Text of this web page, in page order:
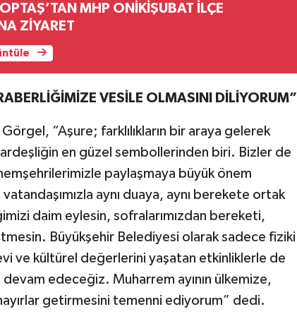
MHP ONİKİŞUBAT İLÇE
ZİYARET
VESİLE OLMASINI DİLİYORUM”
“Aşure; farklılıkların bir araya gelerek
en güzel sembollerinden biri. Bizler de
paylaşmaya büyük önem
aynı duaya, aynı berekete ortak
daim eylesin, sofralarımızdan bereketi,
Büyükşehir Belediyesi olarak sadece fiziki
ve kültürel değerlerini yaşatan etkinliklerle de
devam edeceğiz. Muharrem ayının ülkemize,
getirmesini temenni ediyorum” dedi.